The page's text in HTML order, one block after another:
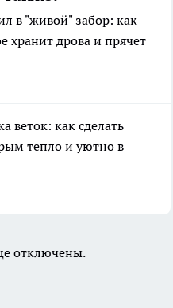
в "живой" забор: как
хранит дрова и прячет
веток: как сделать
тепло и уютно в
отключены.